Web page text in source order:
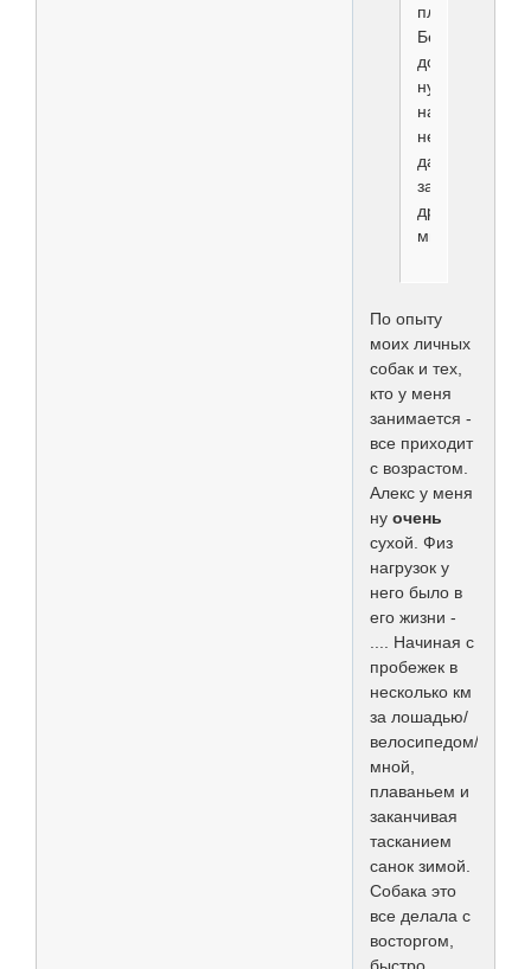
плавание.
Беговая
дорожка
нужных
нагрузок
не
дает,
задействует
другие
мышцы.
По опыту
моих личных
собак и тех,
кто у меня
занимается -
все приходит
с возрастом.
Алекс у меня
ну очень
сухой. Физ
нагрузок у
него было в
его жизни -
.... Начиная с
пробежек в
несколько км
за лошадью/
велосипедом/
мной,
плаваньем и
заканчивая
тасканием
санок зимой.
Собака это
все делала с
восторгом,
быстро